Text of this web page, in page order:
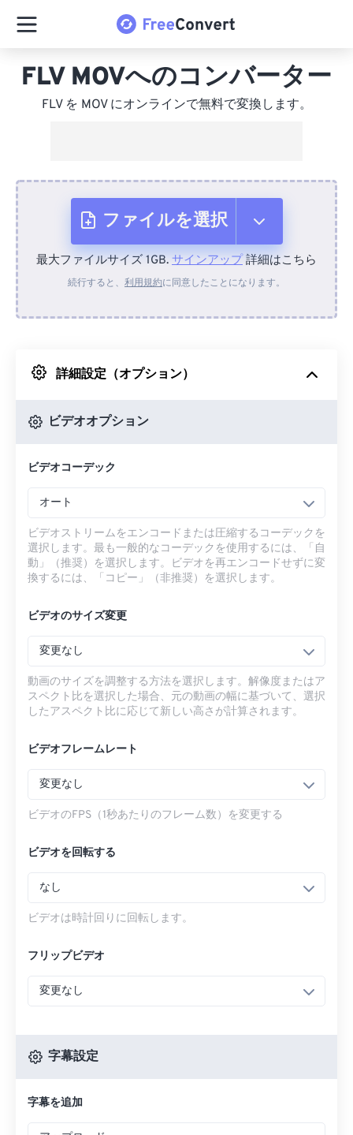
FLV MOVへのコンバーター
FLV を MOV にオンラインで無料で変換します。
ファイルを選択
デバイスから
Googleドライブから
最大ファイルサイズ 1GB. サインアップ詳細はこちら
続行すると、 利用規約に同意したことになります。
詳細設定（オプション）
ビデオオプション
ビデオコーデック
オート
ビデオストリームをエンコードまたは圧縮するコーデックを
選択します。最も一般的なコーデックを使用するには、「自
動」（推奨）を選択します。ビデオを再エンコードせずに変
換するには、「コピー」（非推奨）を選択します。
ビデオのサイズ変更
変更なし
動画のサイズを調整する方法を選択します。解像度またはア
スペクト比を選択した場合、元の動画の幅に基づいて、選択
したアスペクト比に応じて新しい高さが計算されます。
ビデオフレームレート
変更なし
ビデオのFPS（1秒あたりのフレーム数）を変更する
ビデオを回転する
なし
ビデオは時計回りに回転します。
フリップビデオ
変更なし
字幕設定
字幕を追加